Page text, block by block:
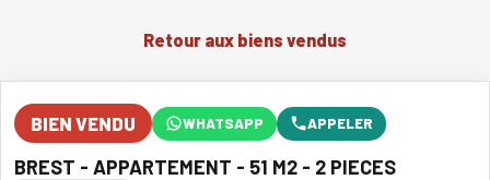
Retour aux biens vendus
BIEN VENDU WHATSAPP APPELER
BREST - APPARTEMENT - 51 M2 - 2 PIECES